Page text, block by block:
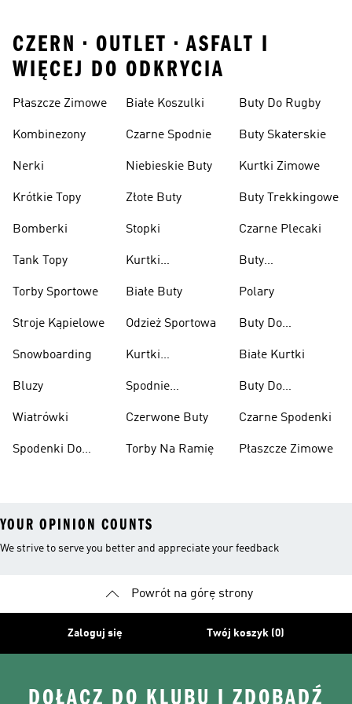
CZERN • OUTLET • ASFALT I
WIĘCEJ DO ODKRYCIA
Płaszcze Zimowe
Kombinezony
Nerki
Krótkie Topy
Bomberki
Tank Topy
Torby Sportowe
Stroje Kąpielowe
Snowboarding
Bluzy
Wiatrówki
Spodenki Do
Białe Koszulki
Czarne Spodnie
Niebieskie Buty
Złote Buty
Stopki
Kurtki
Białe Buty
Odzież Sportowa
Kurtki
Spodnie
Czerwone Buty
Torby Na Ramię
Buty Do Rugby
Buty Skaterskie
Kurtki Zimowe
Buty Trekkingowe
Czarne Plecaki
Buty
Polary
Buty Do
Ciężarów
Białe Kurtki
Buty Do
Czarne Spodenki
Płaszcze Zimowe
YOUR OPINION COUNTS
We strive to serve you better and appreciate your feedback
Powrót na górę strony
Zaloguj się Twój koszyk (0)
DOŁĄCZ DO KLUBU I ZDOBĄDŹ